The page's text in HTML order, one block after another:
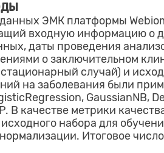
данных ЭМК платформы
входную информацию о
даты проведения
о заключительном
случай) и
на заболевания были
GaussianNB,
В качестве метрики
набора для
Итоговое